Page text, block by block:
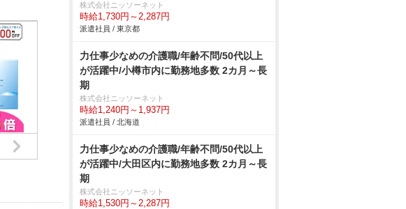
株式会社ニッソーネット
時給1,730円～2,287円
派遣社員 / 東京都
力仕事少なめの介護職/年齢不問/50代以上
が活躍中/小樽市内に勤務地多数 2カ月～長
期
株式会社ニッソーネット
時給1,240円～1,937円
派遣社員 / 北海道
力仕事少なめの介護職/年齢不問/50代以上
が活躍中/大田区内に勤務地多数 2カ月～長
期
株式会社ニッソーネット
時給1,530円～2,287円